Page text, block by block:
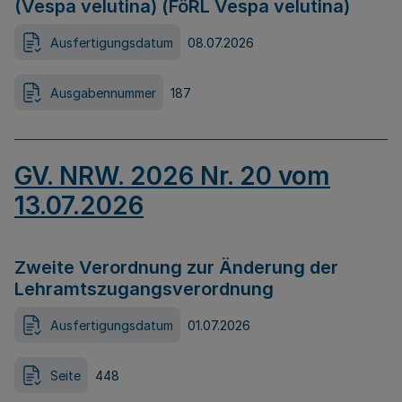
(Vespa velutina) (FöRL Vespa velutina)
Ausfertigungsdatum 08.07.2026
Ausgabennummer 187
GV. NRW. 2026 Nr. 20 vom
13.07.2026
Zweite Verordnung zur Änderung der
Lehramtszugangsverordnung
Ausfertigungsdatum 01.07.2026
Seite 448